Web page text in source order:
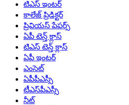
టిఎస్ ఇంటర్
కాలేజ్‌ ప్రిడిక్టర్‌
ప్రివియస్‌ పేపర్స్
ఏపీ టెన్త్ క్లాస్
టిఎస్ టెన్త్ క్లాస్
ఏపీ ఇంటర్
ఎంసెట్
ఏపీపీఎస్సీ
టీఎస్‌పీఎస్సీ
నీట్